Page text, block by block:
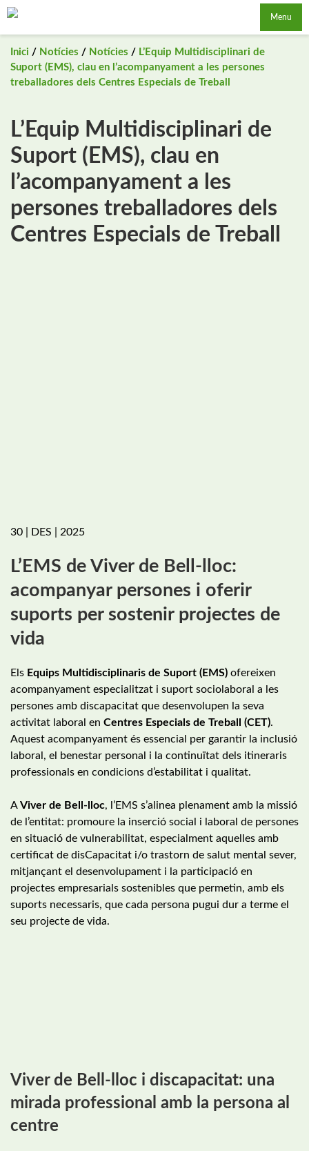
Saltar
Menu
Inici / Notícies / Notícies / L’Equip Multidisciplinari de
Suport (EMS), clau en l’acompanyament a les persones
treballadores dels Centres Especials de Treball
L’Equip Multidisciplinari de
Suport (EMS), clau en
l’acompanyament a les
persones treballadores dels
Centres Especials de Treball
30 | DES | 2025
L’EMS de Viver de Bell-lloc:
acompanyar persones i oferir
suports per sostenir projectes de
vida
Els Equips Multidisciplinaris de Suport (EMS) ofereixen
acompanyament especialitzat i suport sociolaboral a les
persones amb discapacitat que desenvolupen la seva
activitat laboral en Centres Especials de Treball (CET).
Aquest acompanyament és essencial per garantir la inclusió
laboral, el benestar personal i la continuïtat dels itineraris
professionals en condicions d’estabilitat i qualitat.
AViver de Bell-lloc, l’EMS s’alinea plenament amb la missió
de l’entitat: promoure la inserció social i laboral de persones
en situació de vulnerabilitat, especialment aquelles amb
certificat de disCapacitat i/o trastorn de salut mental sever,
mitjançant el desenvolupament i la participació en
projectes empresarials sostenibles que permetin, amb els
suports necessaris, que cada persona pugui dur a terme el
seu projecte de vida.
Viver de Bell-lloc i discapacitat: una
mirada professional amb la persona al
centre